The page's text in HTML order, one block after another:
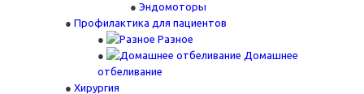
Эндомоторы
Профилактика для пациентов
Разное
Домашнее
отбеливание
Хирургия